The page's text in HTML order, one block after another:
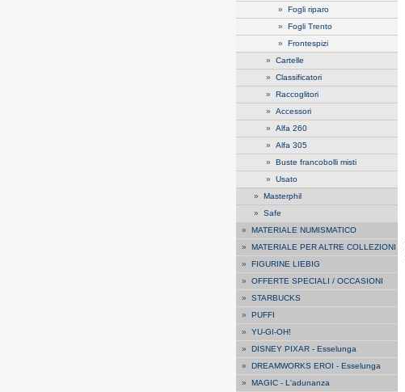
» Fogli riparo
» Fogli Trento
» Frontespizi
» Cartelle
» Classificatori
» Raccoglitori
» Accessori
» Alfa 260
» Alfa 305
» Buste francobolli misti
» Usato
» Masterphil
» Safe
» MATERIALE NUMISMATICO
» MATERIALE PER ALTRE COLLEZIONI
» FIGURINE LIEBIG
» OFFERTE SPECIALI / OCCASIONI
» STARBUCKS
» PUFFI
» YU-GI-OH!
» DISNEY PIXAR - Esselunga
» DREAMWORKS EROI - Esselunga
» MAGIC - L'adunanza